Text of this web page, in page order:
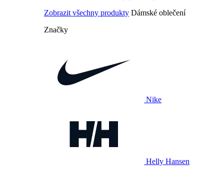
Zobrazit všechny produkty Dámské oblečení
Značky
Nike
Helly Hansen